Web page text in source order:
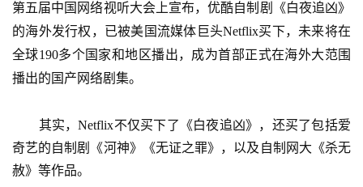
第五届中国网络视听大会上宣布，优酷自制剧《白夜追凶》
的海外发行权，已被美国流媒体巨头Netflix买下，未来将在
全球190多个国家和地区播出，成为首部正式在海外大范围
播出的国产网络剧集。
其实，Netflix不仅买下了《白夜追凶》，还买了包括爱
奇艺的自制剧《河神》《无证之罪》，以及自制网大《杀无
赦》等作品。